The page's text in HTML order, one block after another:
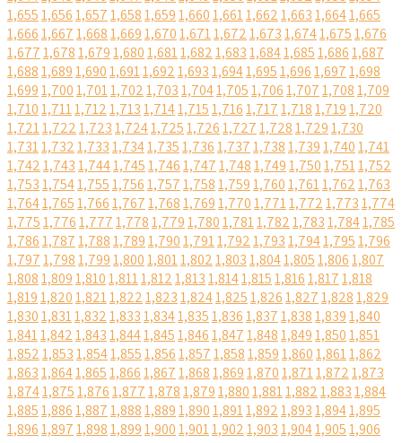
1,6551,6561,6571,6581,6591,6601,6611,6621,6631,6641,665
1,6661,6671,6681,6691,6701,6711,6721,6731,6741,6751,676
1,6771,6781,6791,6801,6811,6821,6831,6841,6851,6861,687
1,6881,6891,6901,6911,6921,6931,6941,6951,6961,6971,698
1,6991,7001,7011,7021,7031,7041,7051,7061,7071,7081,709
1,7101,7111,7121,7131,7141,7151,7161,7171,7181,7191,720
1,7211,7221,7231,7241,7251,7261,7271,7281,7291,730
1,7311,7321,7331,7341,7351,7361,7371,7381,7391,7401,741
1,7421,7431,7441,7451,7461,7471,7481,7491,7501,7511,752
1,7531,7541,7551,7561,7571,7581,7591,7601,7611,7621,763
1,7641,7651,7661,7671,7681,7691,7701,7711,7721,7731,774
1,7751,7761,7771,7781,7791,7801,7811,7821,7831,7841,785
1,7861,7871,7881,7891,7901,7911,7921,7931,7941,7951,796
1,7971,7981,7991,8001,8011,8021,8031,8041,8051,8061,807
1,8081,8091,8101,8111,8121,8131,8141,8151,8161,8171,818
1,8191,8201,8211,8221,8231,8241,8251,8261,8271,8281,829
1,8301,8311,8321,8331,8341,8351,8361,8371,8381,8391,840
1,8411,8421,8431,8441,8451,8461,8471,8481,8491,8501,851
1,8521,8531,8541,8551,8561,8571,8581,8591,8601,8611,862
1,8631,8641,8651,8661,8671,8681,8691,8701,8711,8721,873
1,8741,8751,8761,8771,8781,8791,8801,8811,8821,8831,884
1,8851,8861,8871,8881,8891,8901,8911,8921,8931,8941,895
1,8961,8971,8981,8991,9001,9011,9021,9031,9041,9051,906